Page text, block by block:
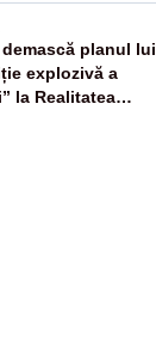
planul lui
explozivă a
la Realitatea